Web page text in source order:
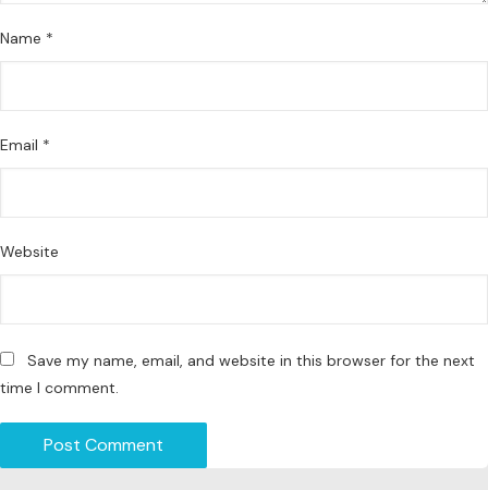
Name *
Email *
Website
Save my name, email, and website in this browser for the next
time I comment.